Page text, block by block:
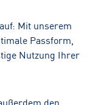
Mit unserem
Passform,
Nutzung Ihrer
den